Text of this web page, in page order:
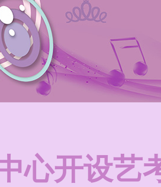
心开设艺